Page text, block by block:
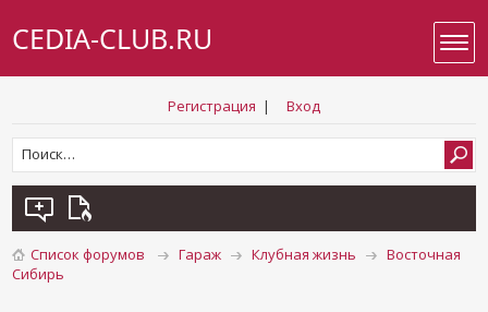
CEDIA-CLUB.RU
Регистрация | Вход
Список форумов Гараж Клубная жизнь
Восточная
Сибирь